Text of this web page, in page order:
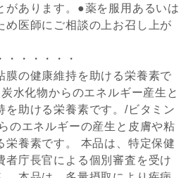
があります。●薬を服用あるいは
め医師にご相談の上お召し上が
・・・・・・
膜の健康維持を助ける栄養素で
水化物からのエネルギー産生と
を助ける栄養素です。/ビタミン
のエネルギーの産生と皮膚や粘
栄養素です。 本品は、特定保健
者庁長官による個別審査を受け